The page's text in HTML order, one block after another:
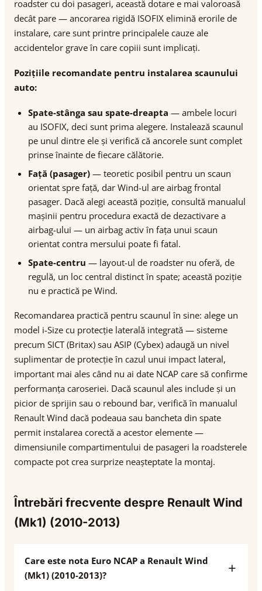
roadster cu doi pasageri, această dotare e mai valoroasă
decât pare — ancorarea rigidă ISOFIX elimină erorile de
instalare, care sunt printre principalele cauze ale
accidentelor grave în care copiii sunt implicați.
Pozițiile recomandate pentru instalarea scaunului
auto:
Spate-stânga sau spate-dreapta — ambele locuri
au ISOFIX, deci sunt prima alegere. Instalează scaunul
pe unul dintre ele și verifică că ancorele sunt complet
prinse înainte de fiecare călătorie.
Față (pasager) — teoretic posibil pentru un scaun
orientat spre față, dar Wind-ul are airbag frontal
pasager. Dacă alegi această poziție, consultă manualul
mașinii pentru procedura exactă de dezactivare a
airbag-ului — un airbag activ în fața unui scaun
orientat contra mersului poate fi fatal.
Spate-centru — layout-ul de roadster nu oferă, de
regulă, un loc central distinct în spate; această poziție
nu e practică pe Wind.
Recomandarea practică pentru scaunul în sine: alege un
model i-Size cu protecție laterală integrată — sisteme
precum SICT (Britax) sau ASIP (Cybex) adaugă un nivel
suplimentar de protecție în cazul unui impact lateral,
important mai ales când nu ai date NCAP care să confirme
performanța caroseriei. Dacă scaunul ales include și un
picior de sprijin sau o rebound bar, verifică în manualul
Renault Wind dacă podeaua sau bancheta din spate
permit instalarea corectă a acestor elemente —
dimensiunile compartimentului de pasageri la roadsterele
compacte pot crea surprize neașteptate la montaj.
Întrebări frecvente despre Renault Wind
(Mk1) (2010-2013)
Care este nota Euro NCAP a Renault Wind
(Mk1) (2010-2013)?